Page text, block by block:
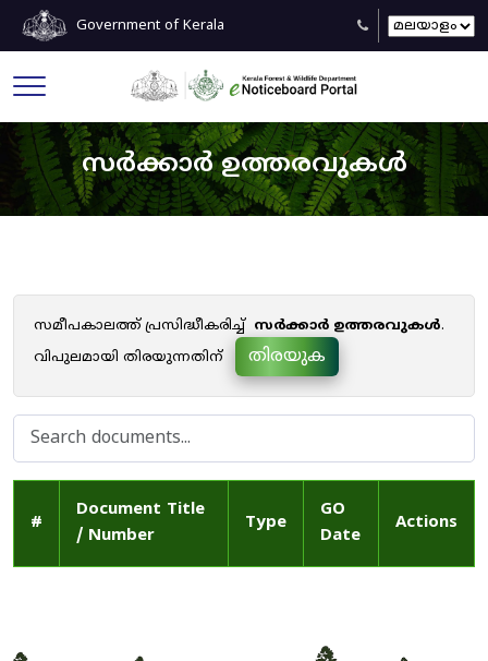
Government of Kerala
സർക്കാർ ഉത്തരവുകൾ
സമീപകാലത്ത് പ്രസിദ്ധീകരിച്ച് സർക്കാർ ഉത്തരവുകൾ.
വിപുലമായി തിരയുന്നതിന്
തിരയുക
#
Document Title
/ Number
Type
GO
Date
Actions